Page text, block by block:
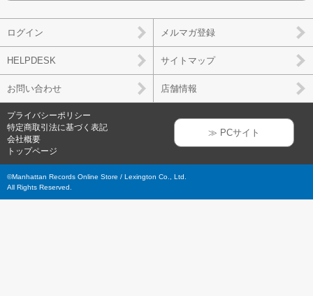
ログイン メルマガ登録
HELPDESK サイトマップ
お問い合わせ 店舗情報
プライバシーポリシー
特定商取引法に基づく表記
会社概要
トップページ
≫ PCサイト
©Manhattan Records Online Store / Lexington Co., Ltd.
All Rights Reserved.